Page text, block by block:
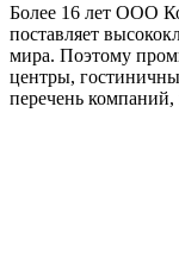
Более 16 лет ООО
поставляет
мира. Поэтому
центры,
перечень